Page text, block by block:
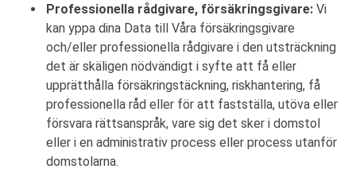
Professionella rådgivare, försäkringsgivare: Vi
kan yppa dina Data till Våra försäkringsgivare
och/eller professionella rådgivare i den utsträckning
det är skäligen nödvändigt i syfte att få eller
upprätthålla försäkringstäckning, riskhantering, få
professionella råd eller för att fastställa, utöva eller
försvara rättsanspråk, vare sig det sker i domstol
eller i en administrativ process eller process utanför
domstolarna.